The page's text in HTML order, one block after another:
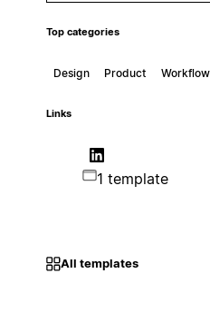
Top categories
Design Product
Links
1 template
All templates